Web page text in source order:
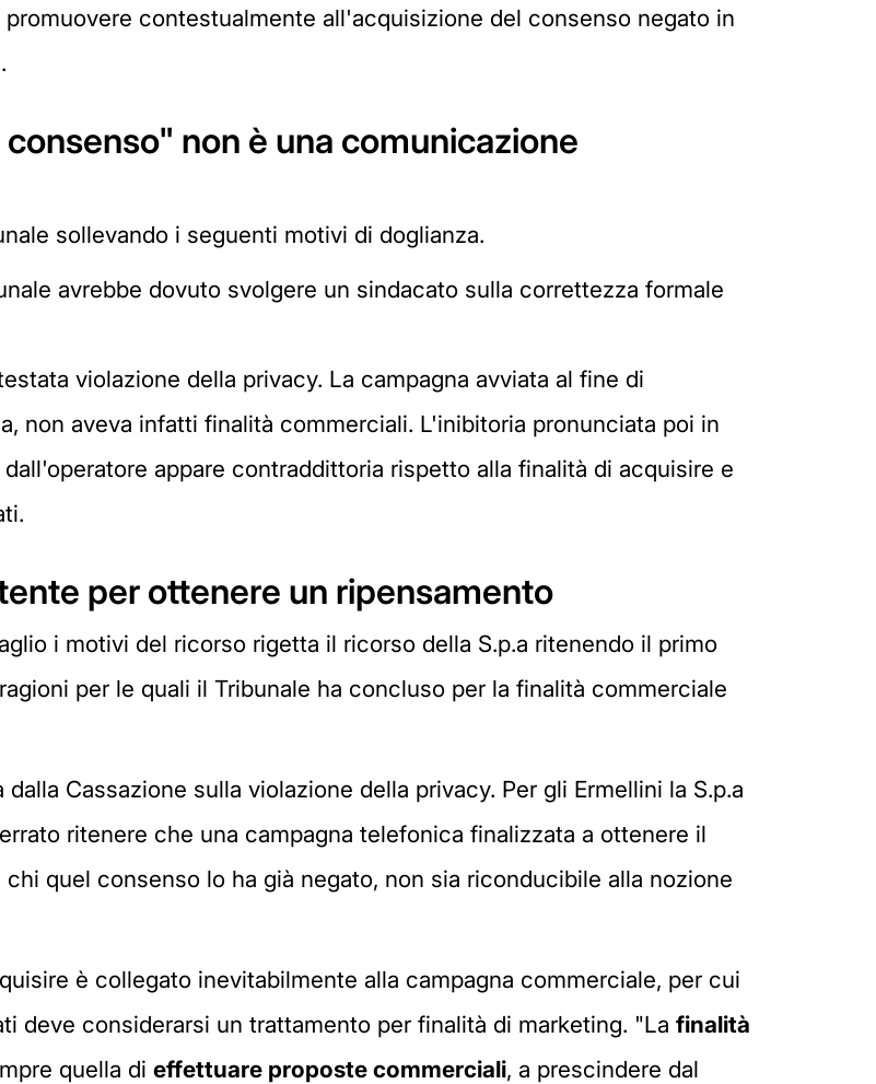
contestualmente all'acquisizione del consenso negato in
non è una comunicazione
sollevando i seguenti motivi di doglianza.
avrebbe dovuto svolgere un sindacato sulla correttezza formale
violazione della privacy. La campagna avviata al fine di
non aveva infatti finalità commerciali. L'inibitoria pronunciata poi in
appare contraddittoria rispetto alla finalità di acquisire e
per ottenere un ripensamento
i motivi del ricorso rigetta il ricorso della S.p.a ritenendo il primo
per le quali il Tribunale ha concluso per la finalità commerciale
Cassazione sulla violazione della privacy. Per gli Ermellini la S.p.a
ritenere che una campagna telefonica finalizzata a ottenere il
quel consenso lo ha già negato, non sia riconducibile alla nozione
è collegato inevitabilmente alla campagna commerciale, per cui
deve considerarsi un trattamento per finalità di marketing. "La finalità
quella di effettuare proposte commerciali, a prescindere dal